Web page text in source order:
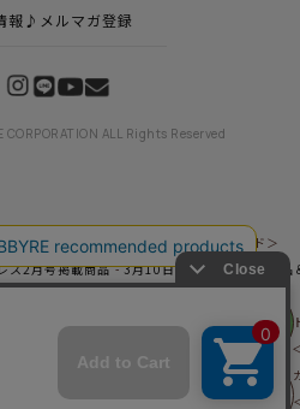
フェア
報♪メルマガ登録
CORPORATION ALL Rights Reserved
ロスステッチタペストリー＜カップボード＞
ス2月号掲載商品
3月10日（火）発売の新商品
【8/10予約】クロスステッチタペス
【8/10予約】クロスステッチタペストリー
【8/10予約】クロスステッチタペストリー＜
【8/10予約】クロスステッチタペストリー